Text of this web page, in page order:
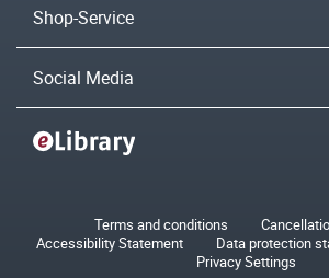
Shop-Service
Social Media
Terms and conditions
Accessibility Statement
Data protection
Privacy Settings